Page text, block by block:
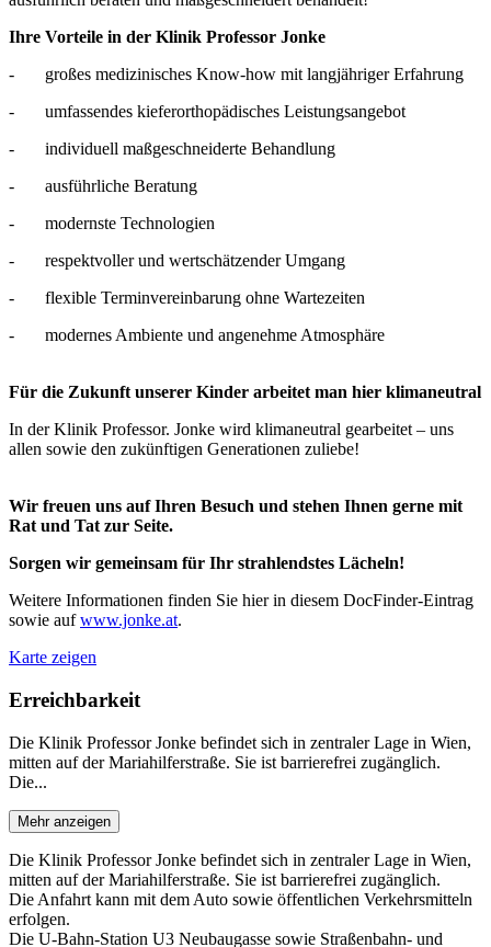
Ihre Vorteile in der Klinik Professor Jonke
- großes medizinisches Know-how mit langjähriger Erfahrung
- umfassendes kieferorthopädisches Leistungsangebot
- individuell maßgeschneiderte Behandlung
- ausführliche Beratung
- modernste Technologien
- respektvoller und wertschätzender Umgang
- flexible Terminvereinbarung ohne Wartezeiten
- modernes Ambiente und angenehme Atmosphäre
Für die Zukunft unserer Kinder arbeitet man hier klimaneutral
In der Klinik Professor. Jonke wird klimaneutral gearbeitet – uns
allen sowie den zukünftigen Generationen zuliebe!
Wir freuen uns auf Ihren Besuch und stehen Ihnen gerne mit
Rat und Tat zur Seite.
Sorgen wir gemeinsam für Ihr strahlendstes Lächeln!
Weitere Informationen finden Sie hier in diesem DocFinder-Eintrag
sowie aufwww.jonke.at.
Karte zeigen
Erreichbarkeit
Die Klinik Professor Jonke befindet sich in zentraler Lage in Wien,
mitten auf der Mariahilferstraße. Sie ist barrierefrei zugänglich.
Die...
Mehr anzeigen
Die Klinik Professor Jonke befindet sich in zentraler Lage in Wien,
mitten auf der Mariahilferstraße. Sie ist barrierefrei zugänglich.
Die Anfahrt kann mit dem Auto sowie öffentlichen Verkehrsmitteln
erfolgen.
Die U-Bahn-Station U3 Neubaugasse sowie Straßenbahn- und